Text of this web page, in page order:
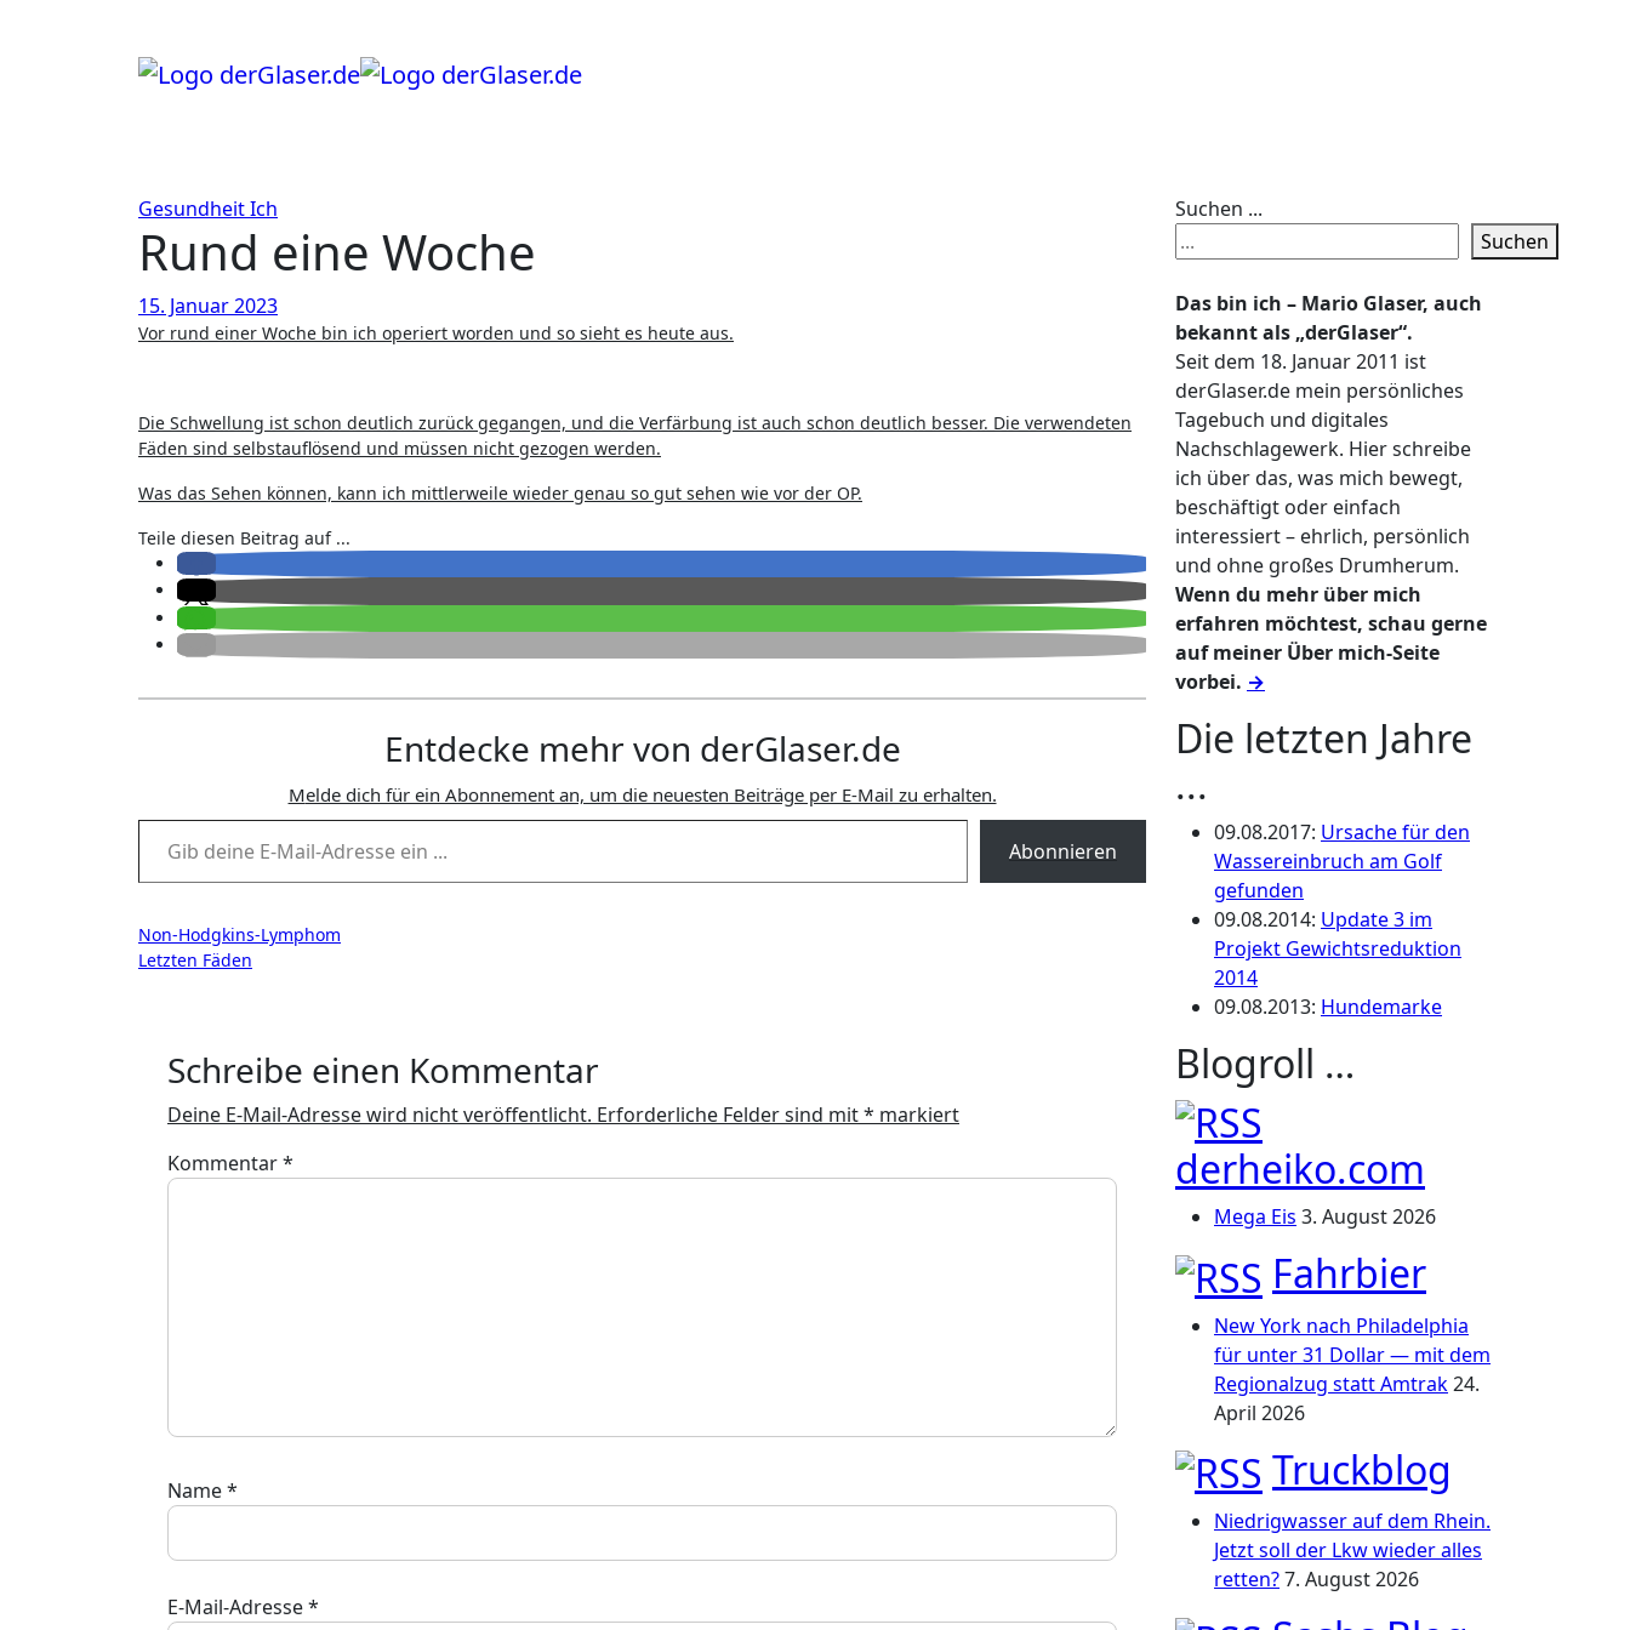
GesundheitIch
Rund eine Woche
15. Januar 2023
Vor rund einer Woche bin ich operiert worden und so sieht es heute aus.
Die Schwellung ist schon deutlich zurück gegangen, und die Verfärbung ist auch schon deutlich besser. Die verwendeten
Fäden sind selbstauflösend und müssen nicht gezogen werden.
Was das Sehen können, kann ich mittlerweile wieder genau so gut sehen wie vor der OP.
Teile diesen Beitrag auf ...
Entdecke mehr von derGlaser.de
Melde dich für ein Abonnement an, um die neuesten Beiträge per E-Mail zu erhalten.
Gib deine E-Mail-Adresse ein ...
Abonnieren
Beitragsnavigation
Non-Hodgkins-Lymphom
Letzten Fäden
Schreibe einen Kommentar
Deine E-Mail-Adresse wird nicht veröffentlicht. Erforderliche Felder sind mit* markiert
Kommentar*
Name*
E-Mail-Adresse*
Suchen ...
Suchen
Das bin ich – Mario Glaser, auch
bekannt als „derGlaser“.
Seit dem 18. Januar 2011 ist
derGlaser.de mein persönliches
Tagebuch und digitales
Nachschlagewerk. Hier schreibe
ich über das, was mich bewegt,
beschäftigt oder einfach
interessiert – ehrlich, persönlich
und ohne großes Drumherum.
Wenn du mehr über mich
erfahren möchtest, schau gerne
auf meiner Über mich-Seite
vorbei. →
Die letzten Jahre
...
09.08.2017: Ursache für den
Wassereinbruch am Golf
gefunden
09.08.2014: Update 3 im
Projekt Gewichtsreduktion
2014
09.08.2013: Hundemarke
Blogroll …
derheiko.com
Mega Eis 3. August 2026
Fahrbier
New York nach Philadelphia
für unter 31 Dollar — mit dem
Regionalzug statt Amtrak24.
April 2026
Truckblog
Niedrigwasser auf dem Rhein.
Jetzt soll der Lkw wieder alles
retten?7. August 2026